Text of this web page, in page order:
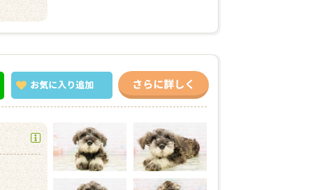
お気に入り追加 さらに詳しく